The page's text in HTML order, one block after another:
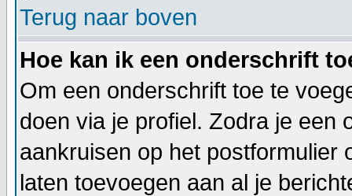
Terug naar boven
Hoe kan ik een onderschrift
Om een onderschrift toe te
doen via je profiel. Zodra je
aankruisen op het postformulier
laten toevoegen aan al je